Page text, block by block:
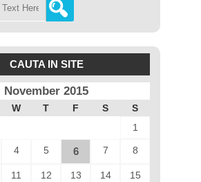
CAUTA IN SITE
November 2015
W T F S S
1
4 5 6 7 8
11 12 13 14 15